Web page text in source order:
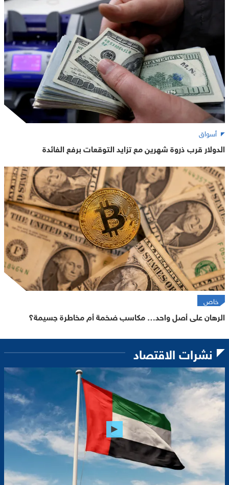
أسواق
الدولار قرب ذروة شهرين مع تزايد التوقعات برفع الفائدة
خاص
الرهان على أصل واحد… مكاسب ضخمة أم مخاطرة جسيمة؟
نشرات الاقتصاد